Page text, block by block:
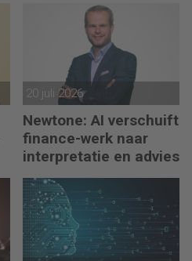
20 juli 2026
Newtone: AI verschuift
finance-werk naar
interpretatie en advies